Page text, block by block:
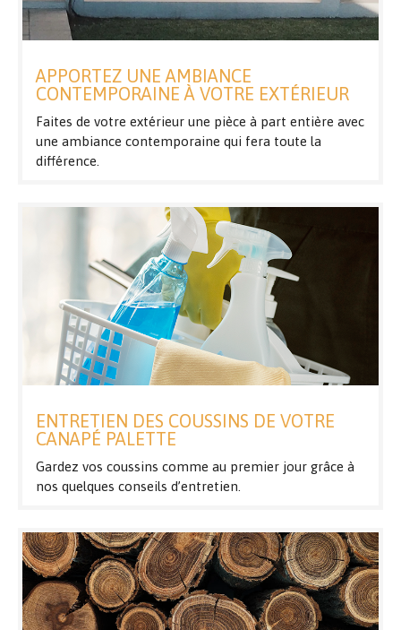
APPORTEZ UNE AMBIANCE
CONTEMPORAINE À VOTRE EXTÉRIEUR
Faites de votre extérieur une pièce à part entière avec
une ambiance contemporaine qui fera toute la
différence.
ENTRETIEN DES COUSSINS DE VOTRE
CANAPÉ PALETTE
Gardez vos coussins comme au premier jour grâce à
nos quelques conseils d’entretien.